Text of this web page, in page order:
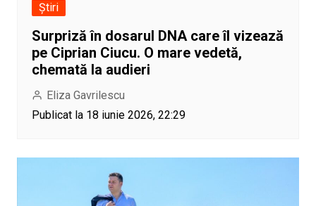
Știri
Surpriză în dosarul DNA care îl vizează
pe Ciprian Ciucu. O mare vedetă,
chemată la audieri
Eliza Gavrilescu
Publicat la 18 iunie 2026, 22:29